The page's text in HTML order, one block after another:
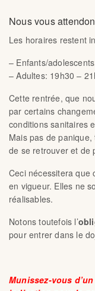
Nous vous
Les horaires restent
– Enfants/
– Adultes: 19h30 –
Cette rentrée, que
par certains
conditions sanitaires
Mais pas de
de se retrouver et de
Ceci nécessitera que
en vigueur. Elles ne
réalisables.
Notons toutefois l’
pour entrer dans le
Munissez-vous